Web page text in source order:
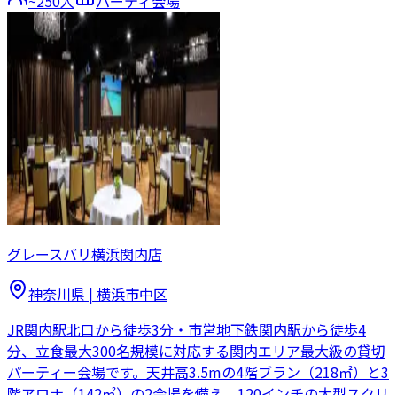
グレースバリ横浜関内店
神奈川県 | 横浜市中区
JR関内駅北口から徒歩3分・市営地下鉄関内駅から徒歩4
分、立食最大300名規模に対応する関内エリア最大級の貸切
パーティー会場です。天井高3.5mの4階ブラン（218㎡）と3